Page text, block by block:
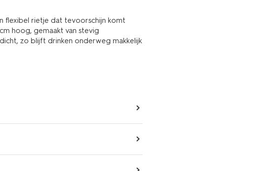
flexibel rietje dat tevoorschijn komt
hoog, gemaakt van stevig
zo blijft drinken onderweg makkelijk